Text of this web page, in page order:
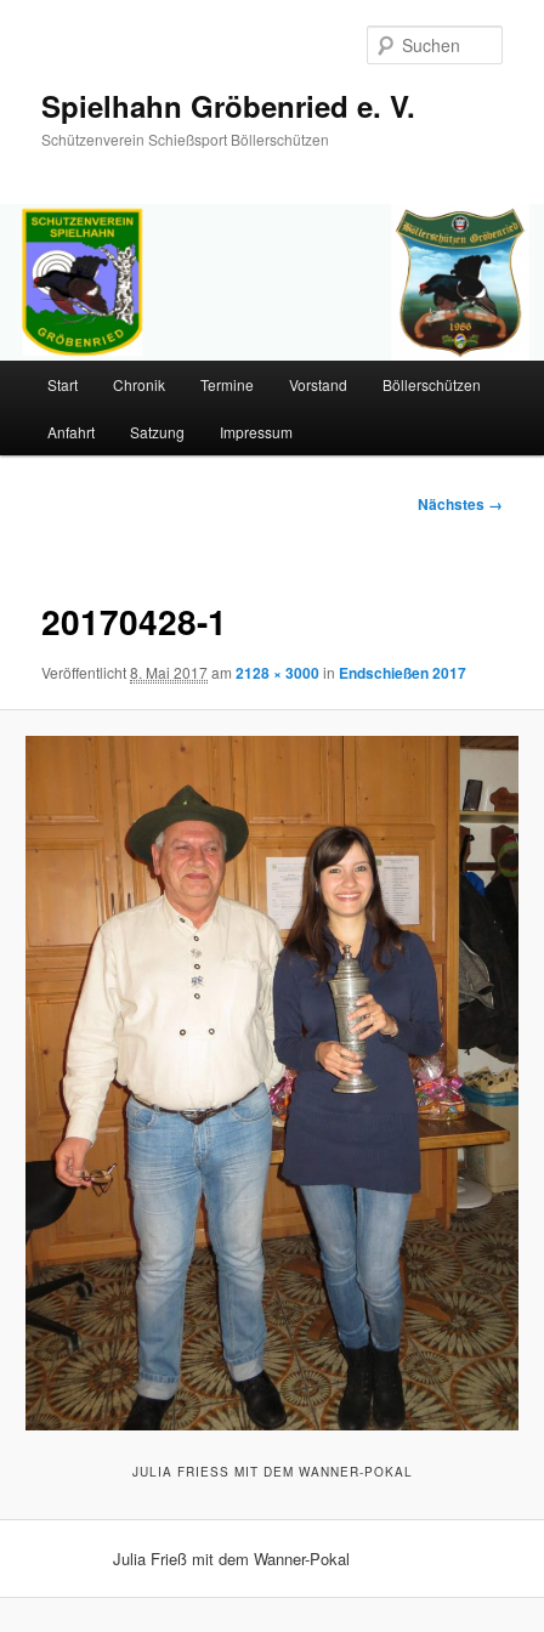
Spielhahn Gröbenried e. V.
Schützenverein Schießsport Böllerschützen
Zum
primären
Start Chronik Termine Vorstand Böllerschützen
Anfahrt Satzung Impressum
Nächstes →
20170428-1
Veröffentlicht8. Mai 2017am2128 × 3000in Endschießen 2017
JULIA FRIESS MIT DEM WANNER-POKAL
Julia Frieß mit dem Wanner-Pokal